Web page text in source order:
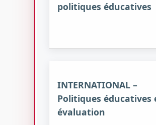
politiques éducatives
INTERNATIONAL –
Politiques éducatives
évaluation